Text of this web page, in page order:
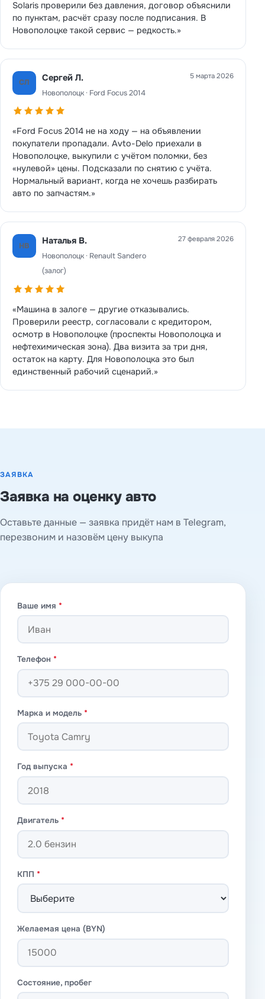
Solaris проверили без давления, договор объяснили
по пунктам, расчёт сразу после подписания. В
Новополоцке такой сервис — редкость.»
СЛ Сергей Л.
Новополоцк · Ford Focus 2014
5 марта 2026
«Ford Focus 2014 не на ходу — на объявлении
покупатели пропадали. Avto-Delo приехали в
Новополоцке, выкупили с учётом поломки, без
«нулевой» цены. Подсказали по снятию с учёта.
Нормальный вариант, когда не хочешь разбирать
авто по запчастям.»
НВ Наталья В.
Новополоцк · Renault Sandero
(залог)
27 февраля 2026
«Машина в залоге — другие отказывались.
Проверили реестр, согласовали с кредитором,
осмотр в Новополоцке (проспекты Новополоцка и
нефтехимическая зона). Два визита за три дня,
остаток на карту. Для Новополоцка это был
единственный рабочий сценарий.»
ЗАЯВКА
Заявка на оценку авто
Оставьте данные — заявка придёт нам в Telegram,
перезвоним и назовём цену выкупа
Ваше имя *
Телефон *
Марка и модель *
Год выпуска *
Двигатель *
КПП *
Желаемая цена (BYN)
Состояние, пробег